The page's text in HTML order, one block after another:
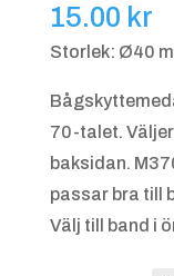
15.00 kr
Storlek: Ø40
70-talet.
baksidan.
passar bra till
Välj till band i